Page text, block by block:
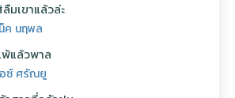
มเขาแล้วล่ะ
ค นฤพล
พ้แล้วพาล
ซ์ ศรัณยู